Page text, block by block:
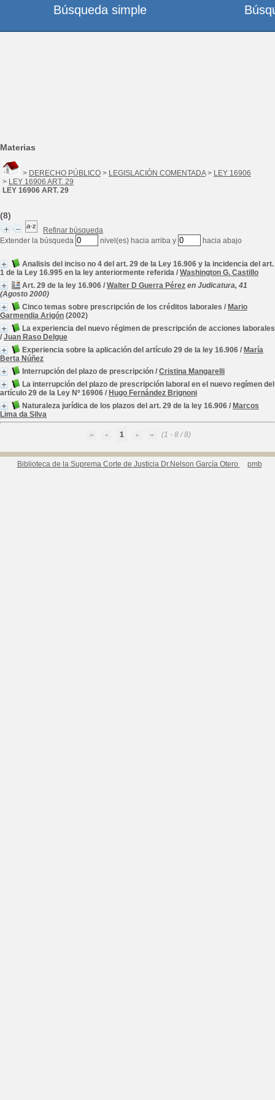
Materias
> DERECHO PÚBLICO > LEGISLACIÓN COMENTADA> LEY 16906
> LEY 16906 ART. 29
LEY 16906 ART. 29
(8)
Refinar búsqueda
Extender la búsqueda
nivel(es) hacia arriba y hacia abajo
Analisis del inciso no 4 del art. 29 de la Ley 16.906 y la incidencia del art.
1 de la Ley 16.995 en la ley anteriormente referida / Washington G. Castillo
Art. 29 de la ley 16.906 / Walter D Guerra Pérez en Judicatura, 41
(Agosto 2000)
Cinco temas sobre prescripción de los créditos laborales / Mario
Garmendia Arigón (2002)
La experiencia del nuevo régimen de prescripción de acciones laborales
/ Juan Raso Delgue
Experiencia sobre la aplicación del artículo 29 de la ley 16.906 / María
Berta Núñez
Interrupción del plazo de prescripción / Cristina Mangarelli
La interrupción del plazo de prescripción laboral en el nuevo regímen del
artículo 29 de la Ley Nº 16906 / Hugo Fernández Brignoni
Naturaleza jurídica de los plazos del art. 29 de la ley 16.906 / Marcos
Lima da Silva
1 (1 - 8 / 8)
Biblioteca de la Suprema Corte de Justicia Dr.Nelson García Otero pmb
Búsqueda simple